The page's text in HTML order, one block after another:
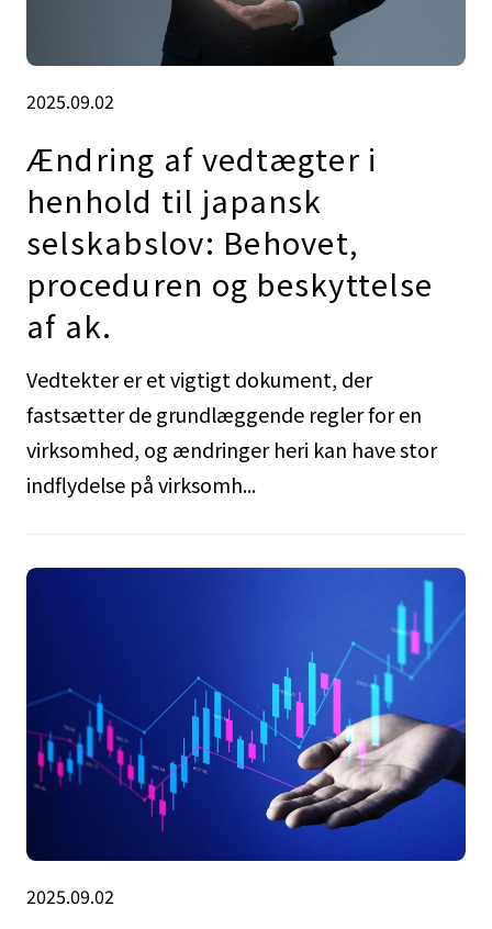
2025.09.02
Ændring af vedtægter i
henhold til japansk
selskabslov: Behovet,
proceduren og beskyttelse
af ak.
Vedtekter er et vigtigt dokument, der
fastsætter de grundlæggende regler for en
virksomhed, og ændringer heri kan have stor
indflydelse på virksomh...
2025.09.02